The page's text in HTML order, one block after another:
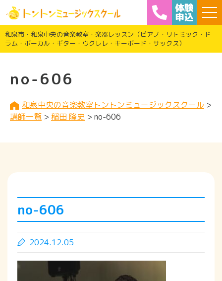
和泉市・和泉中央の音楽教室・楽器レッスン（ピアノ・リトミック・ド
ラム・ボーカル・ギター・ウクレレ・キーボード・サックス）
no-606
和泉中央の音楽教室トントンミュージックスクール >
講師一覧 > 稲田 隆史 > no-606
no-606
2024.12.05